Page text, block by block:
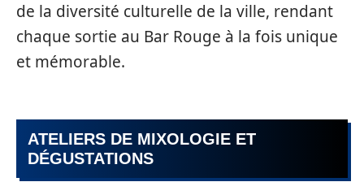
de la diversité culturelle de la ville, rendant
chaque sortie au Bar Rouge à la fois unique
et mémorable.
ATELIERS DE MIXOLOGIE ET
DÉGUSTATIONS